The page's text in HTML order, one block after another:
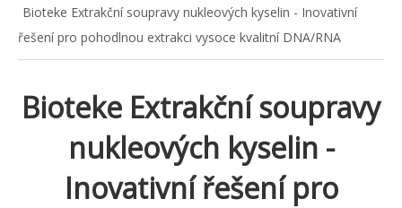
Bioteke Extrakční soupravy nukleových kyselin - Inovativní
řešení pro pohodlnou extrakci vysoce kvalitní DNA/RNA
Bioteke Extrakční soupravy
nukleových kyselin -
Inovativní řešení pro